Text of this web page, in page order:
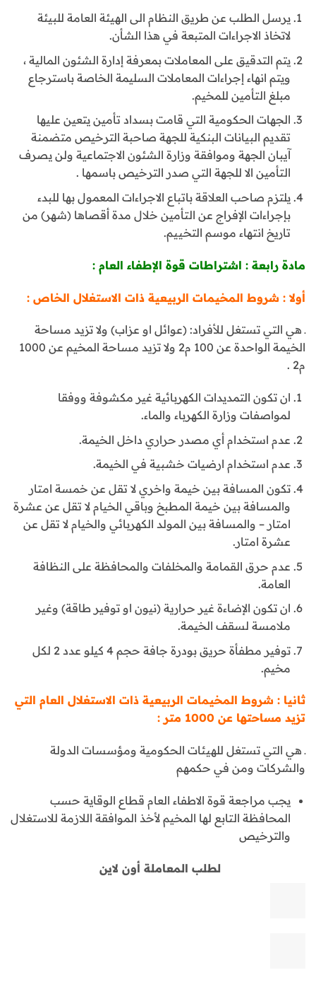
يرسل الطلب عن طريق النظام الى الهيئة العامة للبيئة
لاتخاذ الاجراءات المتبعة في هذا الشأن.
يتم التدقيق على المعاملات بمعرفة إدارة الشئون المالية ،
ويتم انهاء إجراءات المعاملات السليمة الخاصة باسترجاع
مبلغ التأمين للمخيم.
الجهات الحكومية التي قامت بسداد تأمين يتعين عليها
تقديم البيانات البنكية للجهة صاحبة الترخيص متضمنة
آيبان الجهة وموافقة وزارة الشئون الاجتماعية ولن يصرف
التأمين الا للجهة التي صدر الترخيص باسمها .
يلتزم صاحب العلاقة باتباع الاجراءات المعمول بها للبدء
بإجراءات الإفراج عن التأمين خلال مدة أقصاها (شهر) من
تاريخ انتهاء موسم التخييم.
مادة رابعة : اشتراطات قوة الإطفاء العام :
أولا : شروط المخيمات الربيعية ذات الاستغلال الخاص :
ـ هي التي تستغل للأفراد: (عوائل او عزاب) ولا تزيد مساحة
الخيمة الواحدة عن 100 م2 ولا تزيد مساحة المخيم عن 1000
م2 .
ان تكون التمديدات الكهربائية غير مكشوفة ووفقا
لمواصفات وزارة الكهرباء والماء.
عدم استخدام أي مصدر حراري داخل الخيمة.
عدم استخدام ارضيات خشبية في الخيمة.
تكون المسافة بين خيمة واخري لا تقل عن خمسة امتار
والمسافة بين خيمة المطبخ وباقي الخيام لا تقل عن عشرة
امتار – والمسافة بين المولد الكهربائي والخيام لا تقل عن
عشرة امتار.
عدم حرق القمامة والمخلفات والمحافظة على النظافة
العامة.
ان تكون الإضاءة غير حرارية (نيون او توفير طاقة) وغير
ملامسة لسقف الخيمة.
توفير مطفأة حريق بودرة جافة حجم 4 كيلو عدد 2 لكل
مخيم.
ثانيا : شروط المخيمات الربيعية ذات الاستغلال العام التي
تزيد مساحتها عن 1000 متر :
ـ هي التي تستغل للهيئات الحكومية ومؤسسات الدولة
والشركات ومن في حكمهم
يجب مراجعة قوة الاطفاء العام قطاع الوقاية حسب
المحافظة التابع لها المخيم لأخذ الموافقة اللازمة للاستغلال
والترخيص
لطلب المعاملة أون لاين